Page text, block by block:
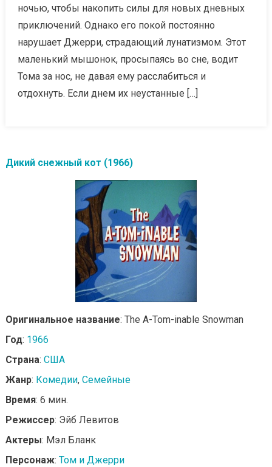
ночью, чтобы накопить силы для новых дневных
приключений. Однако его покой постоянно
нарушает Джерри, страдающий лунатизмом. Этот
маленький мышонок, просыпаясь во сне, водит
Тома за нос, не давая ему расслабиться и
отдохнуть. Если днем их неустанные […]
Дикий снежный кот (1966)
Оригинальное название: The A-Tom-inable Snowman
Год: 1966
Страна: США
Жанр: Комедии, Семейные
Время: 6 мин.
Режиссер: Эйб Левитов
Актеры: Мэл Бланк
Персонаж: Том и Джерри